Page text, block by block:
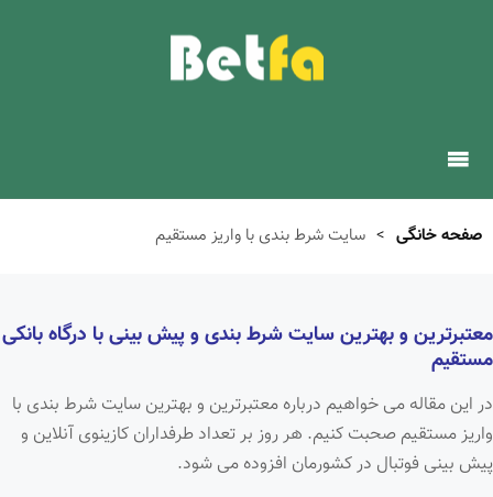
صفحه خانگی > سایت شرط بندی با واریز مستقیم
معتبرترین و بهترین سایت شرط بندی و پیش بینی با درگاه بانکی
مستقیم
در این مقاله می خواهیم درباره معتبرترین و بهترین سایت شرط بندی با
واریز مستقیم صحبت کنیم. هر روز بر تعداد طرفداران کازینوی آنلاین و
پیش بینی فوتبال در کشورمان افزوده می شود.